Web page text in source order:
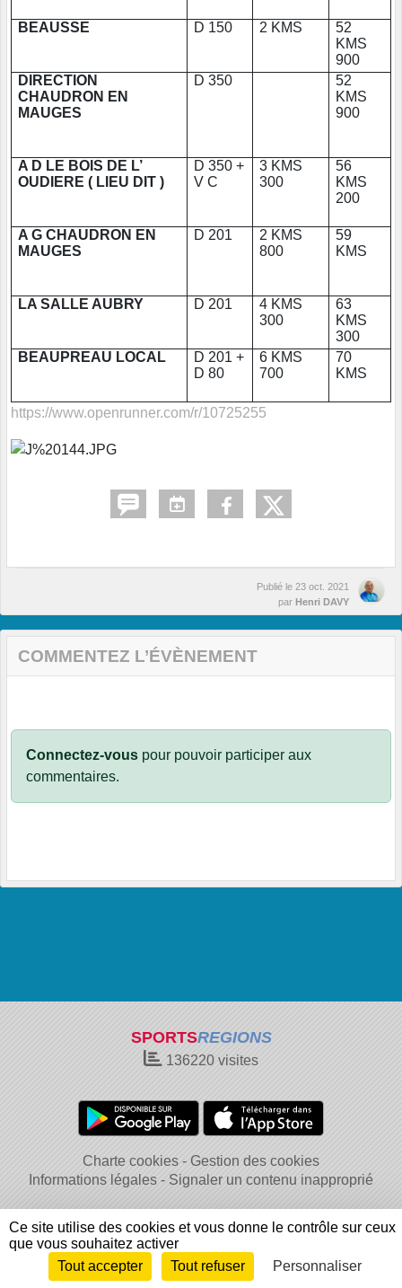
BEAUSSE D 150 2 KMS
52
KMS
900
DIRECTION
CHAUDRON EN
MAUGES
D 350
52
KMS
900
A D LE BOIS DE L’
OUDIERE ( LIEU DIT )
D 350 +
V C
3 KMS
300
56
KMS
200
A G CHAUDRON EN
MAUGES
D 201
2 KMS
800
59
KMS
LA SALLE AUBRY D 201
4 KMS
300
63
KMS
300
BEAUPREAU LOCAL
D 201 +
D 80
6 KMS
700
70
KMS
https://www.openrunner.com/r/10725255
Publié le 23 oct. 2021
par Henri DAVY
COMMENTEZ L’ÉVÈNEMENT
Connectez-vous pour pouvoir participer aux
commentaires.
SPORTSREGIONS
136220 visites
Charte cookies
Gestion des cookies
Informations légales
Signaler un contenu inapproprié
Envie de participer ? Connexion
Ce site utilise des cookies et vous donne le contrôle sur ceux
que vous souhaitez activer
Tout accepter
Tout refuser Personnaliser